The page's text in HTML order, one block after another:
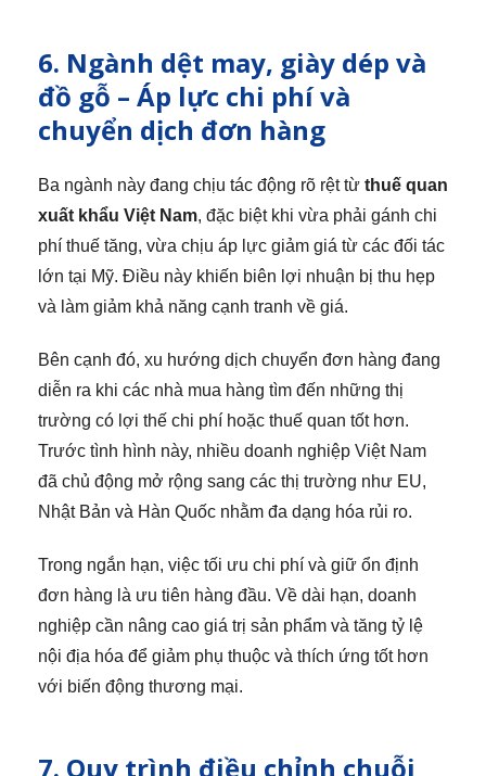
6. Ngành dệt may, giày dép và
đồ gỗ – Áp lực chi phí và
chuyển dịch đơn hàng
Ba ngành này đang chịu tác động rõ rệt từ thuế quan
xuất khẩu Việt Nam, đặc biệt khi vừa phải gánh chi
phí thuế tăng, vừa chịu áp lực giảm giá từ các đối tác
lớn tại Mỹ. Điều này khiến biên lợi nhuận bị thu hẹp
và làm giảm khả năng cạnh tranh về giá.
Bên cạnh đó, xu hướng dịch chuyển đơn hàng đang
diễn ra khi các nhà mua hàng tìm đến những thị
trường có lợi thế chi phí hoặc thuế quan tốt hơn.
Trước tình hình này, nhiều doanh nghiệp Việt Nam
đã chủ động mở rộng sang các thị trường như EU,
Nhật Bản và Hàn Quốc nhằm đa dạng hóa rủi ro.
Trong ngắn hạn, việc tối ưu chi phí và giữ ổn định
đơn hàng là ưu tiên hàng đầu. Về dài hạn, doanh
nghiệp cần nâng cao giá trị sản phẩm và tăng tỷ lệ
nội địa hóa để giảm phụ thuộc và thích ứng tốt hơn
với biến động thương mại.
7. Quy trình điều chỉnh chuỗi